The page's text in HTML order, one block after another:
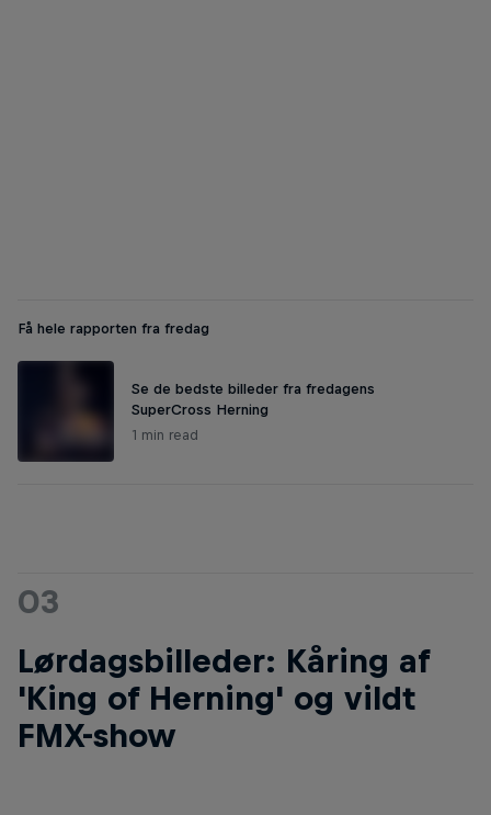
Få hele rapporten fra fredag
Se de bedste billeder fra fredagens
SuperCross Herning
1 min read
03
Lørdagsbilleder: Kåring af
'King of Herning' og vildt
FMX-show